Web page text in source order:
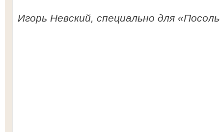
Игорь Невский, специально для